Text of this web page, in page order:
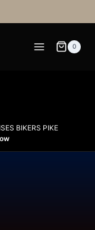
0
BIKERS PIKE